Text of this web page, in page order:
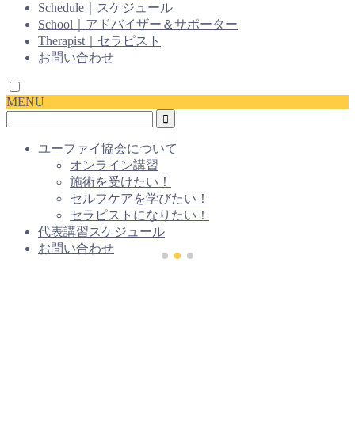
Schedule｜スケジュール
School｜アドバイザー＆サポーター
Therapist｜セラピスト
お問い合わせ
MENU
ユーファイ協会について
オンライン講習
施術を受けたい！
セルフケアを学びたい！
セラピストになりたい！
代表講習スケジュール
お問い合わせ